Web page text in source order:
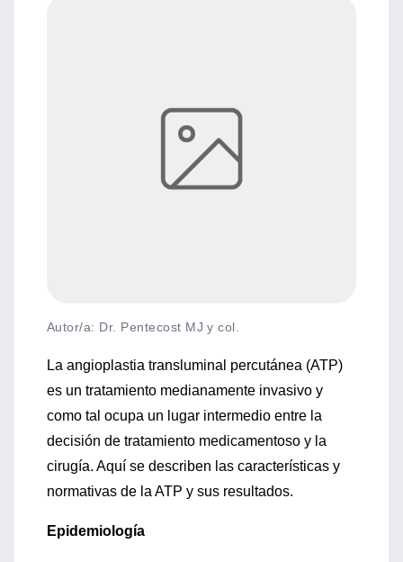
Autor/a: Dr. Pentecost MJ y col.
La angioplastia transluminal percutánea (ATP)
es un tratamiento medianamente invasivo y
como tal ocupa un lugar intermedio entre la
decisión de tratamiento medicamentoso y la
cirugía. Aquí se describen las características y
normativas de la ATP y sus resultados.
Epidemiología